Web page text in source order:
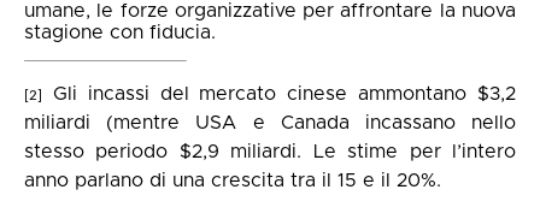
umane, le forze organizzative per affrontare la nuova
stagione con fiducia.
[2]
Gli incassi del mercato cinese ammontano $3,2
miliardi (mentre USA e Canada incassano nello
stesso periodo $2,9 miliardi. Le stime per l’intero
anno parlano di una crescita tra il 15 e il 20%.